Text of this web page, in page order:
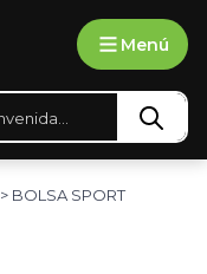
Menú
> BOLSA SPORT